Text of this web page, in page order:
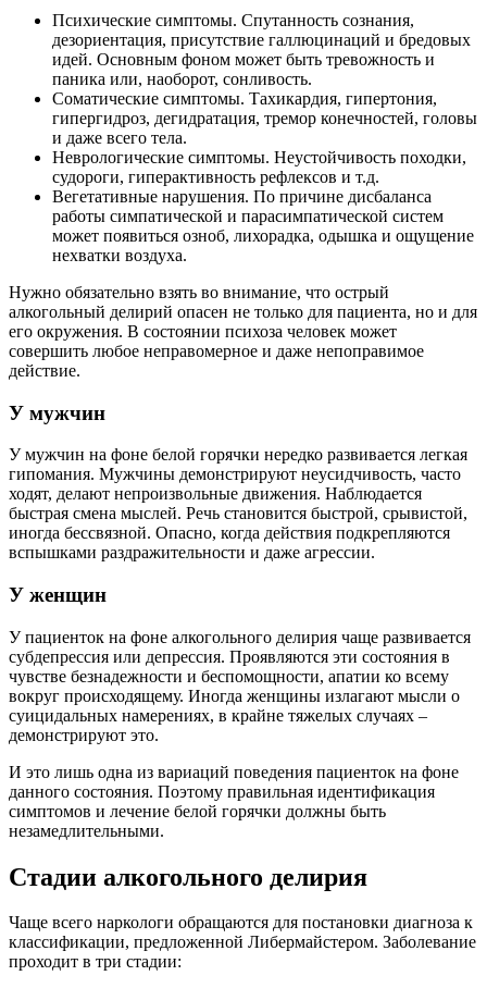
Психические симптомы. Спутанность сознания,
дезориентация, присутствие галлюцинаций и бредовых
идей. Основным фоном может быть тревожность и
паника или, наоборот, сонливость.
Соматические симптомы. Тахикардия, гипертония,
гипергидроз, дегидратация, тремор конечностей, головы
и даже всего тела.
Неврологические симптомы. Неустойчивость походки,
судороги, гиперактивность рефлексов и т.д.
Вегетативные нарушения. По причине дисбаланса
работы симпатической и парасимпатической систем
может появиться озноб, лихорадка, одышка и ощущение
нехватки воздуха.
Нужно обязательно взять во внимание, что острый
алкогольный делирий опасен не только для пациента, но и для
его окружения. В состоянии психоза человек может
совершить любое неправомерное и даже непоправимое
действие.
У мужчин
У мужчин на фоне белой горячки нередко развивается легкая
гипомания. Мужчины демонстрируют неусидчивость, часто
ходят, делают непроизвольные движения. Наблюдается
быстрая смена мыслей. Речь становится быстрой, срывистой,
иногда бессвязной. Опасно, когда действия подкрепляются
вспышками раздражительности и даже агрессии.
У женщин
У пациенток на фоне алкогольного делирия чаще развивается
субдепрессия или депрессия. Проявляются эти состояния в
чувстве безнадежности и беспомощности, апатии ко всему
вокруг происходящему. Иногда женщины излагают мысли о
суицидальных намерениях, в крайне тяжелых случаях –
демонстрируют это.
И это лишь одна из вариаций поведения пациенток на фоне
данного состояния. Поэтому правильная идентификация
симптомов и лечение белой горячки должны быть
незамедлительными.
Стадии алкогольного делирия
Чаще всего наркологи обращаются для постановки диагноза к
классификации, предложенной Либермайстером. Заболевание
проходит в три стадии: